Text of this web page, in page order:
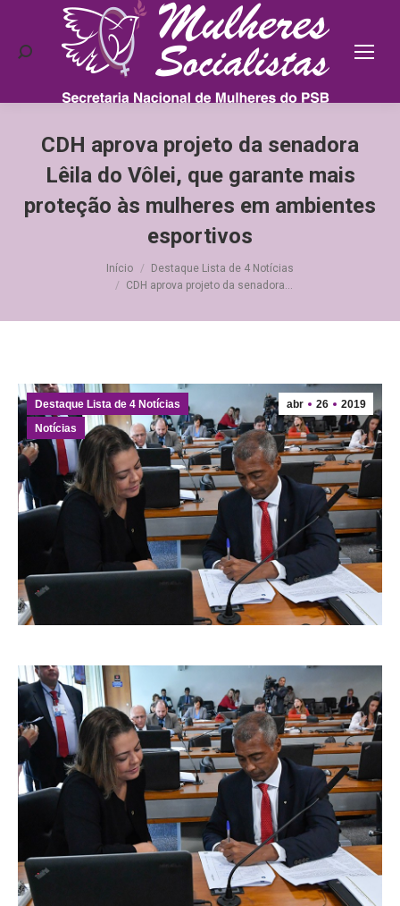
Search:
CDH aprova projeto da senadora
Lêila do Vôlei, que garante mais
proteção às mulheres em ambientes
esportivos
Você está aqui:
Início
Destaque Lista de 4 Notícias
CDH aprova projeto da senadora…
abr 26 2019
Destaque Lista de 4 Notícias
Notícias